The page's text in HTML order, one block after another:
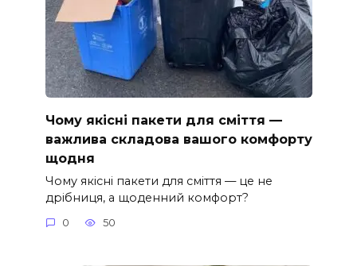
Чому якісні пакети для сміття —
важлива складова вашого комфорту
щодня
Чому якісні пакети для сміття — це не
дрібниця, а щоденний комфорт?
0 50